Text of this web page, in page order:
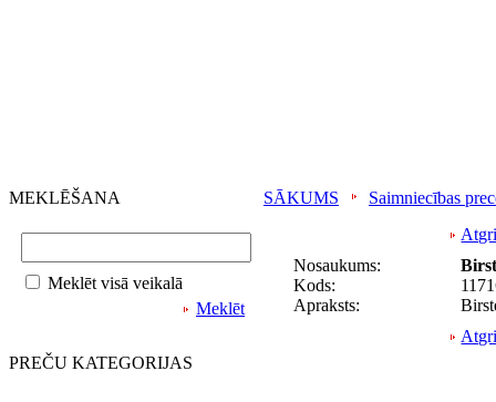
MEKLĒŠANA
Meklēt visā veikalā
Meklēt
PREČU KATEGORIJAS
SĀKUMS
Saimniecības
Nosaukums:
Kods:
Apraksts: